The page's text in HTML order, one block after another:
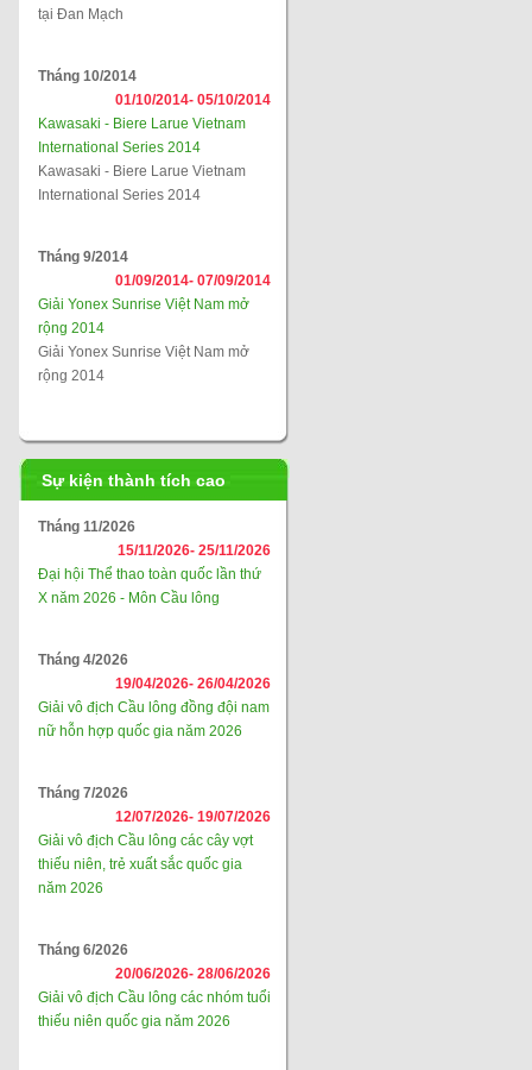
tại Đan Mạch
Tháng 10/2014
01/10/2014- 05/10/2014
Kawasaki - Biere Larue Vietnam
International Series 2014
Kawasaki - Biere Larue Vietnam
International Series 2014
Tháng 9/2014
01/09/2014- 07/09/2014
Giải Yonex Sunrise Việt Nam mở
rộng 2014
Giải Yonex Sunrise Việt Nam mở
rộng 2014
Sự kiện thành tích cao
Tháng 11/2026
15/11/2026- 25/11/2026
Đại hội Thể thao toàn quốc lần thứ
X năm 2026 - Môn Cầu lông
Tháng 4/2026
19/04/2026- 26/04/2026
Giải vô địch Cầu lông đồng đội nam
nữ hỗn hợp quốc gia năm 2026
Tháng 7/2026
12/07/2026- 19/07/2026
Giải vô địch Cầu lông các cây vợt
thiếu niên, trẻ xuất sắc quốc gia
năm 2026
Tháng 6/2026
20/06/2026- 28/06/2026
Giải vô địch Cầu lông các nhóm tuổi
thiếu niên quốc gia năm 2026